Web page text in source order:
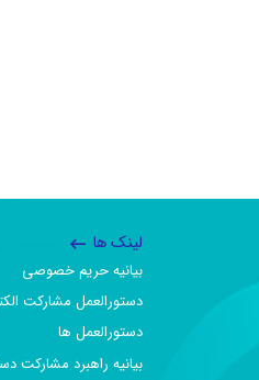
لینک ها
بیانیه حریم خصوصی
دستورالعمل مشارکت
دستورالعمل ها
بیانیه راهبرد مشارکت